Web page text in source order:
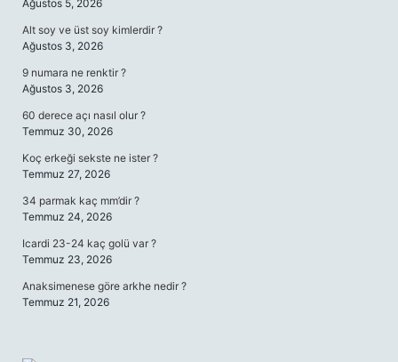
Ağustos 5, 2026
Alt soy ve üst soy kimlerdir ?
Ağustos 3, 2026
9 numara ne renktir ?
Ağustos 3, 2026
60 derece açı nasıl olur ?
Temmuz 30, 2026
Koç erkeği sekste ne ister ?
Temmuz 27, 2026
34 parmak kaç mm’dir ?
Temmuz 24, 2026
Icardi 23-24 kaç golü var ?
Temmuz 23, 2026
Anaksimenese göre arkhe nedir ?
Temmuz 21, 2026